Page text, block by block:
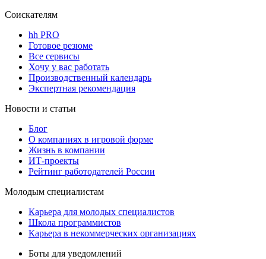
Соискателям
hh PRO
Готовое резюме
Все сервисы
Хочу у вас работать
Производственный календарь
Экспертная рекомендация
Новости и статьи
Блог
О компаниях в игровой форме
Жизнь в компании
ИТ-проекты
Рейтинг работодателей России
Молодым специалистам
Карьера для молодых специалистов
Школа программистов
Карьера в некоммерческих организациях
Боты для уведомлений